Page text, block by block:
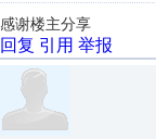
感谢楼主分享
回复 引用 举报